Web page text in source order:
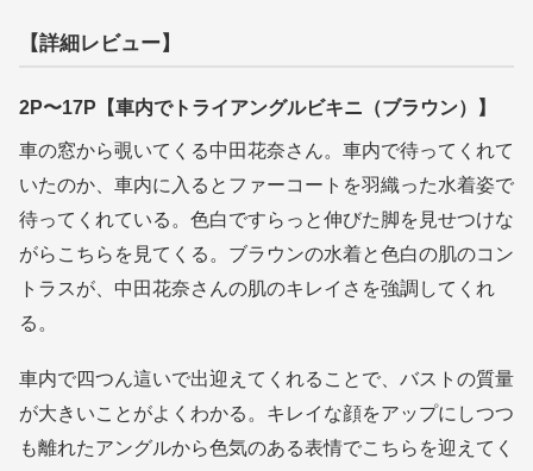
【詳細レビュー】
2P〜17P【車内でトライアングルビキニ（ブラウン）】
車の窓から覗いてくる中田花奈さん。車内で待ってくれて
いたのか、車内に入るとファーコートを羽織った水着姿で
待ってくれている。色白ですらっと伸びた脚を見せつけな
がらこちらを見てくる。ブラウンの水着と色白の肌のコン
トラスが、中田花奈さんの肌のキレイさを強調してくれ
る。
車内で四つん這いで出迎えてくれることで、バストの質量
が大きいことがよくわかる。キレイな顔をアップにしつつ
も離れたアングルから色気のある表情でこちらを迎えてく